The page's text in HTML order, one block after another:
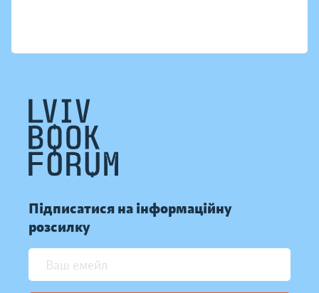
Підписатися на інформаційну
розсилку